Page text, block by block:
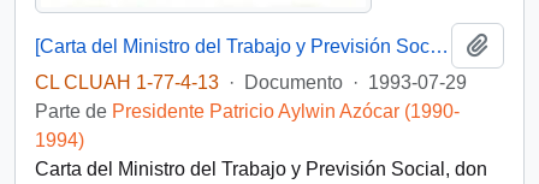
[Carta del Ministro del Trabajo y Previsión Social]
CL CLUAH 1-77-4-13 · Documento · 1993-07-29
Parte de Presidente Patricio Aylwin Azócar (1990-
1994)
Carta del Ministro del Trabajo y Previsión Social, don